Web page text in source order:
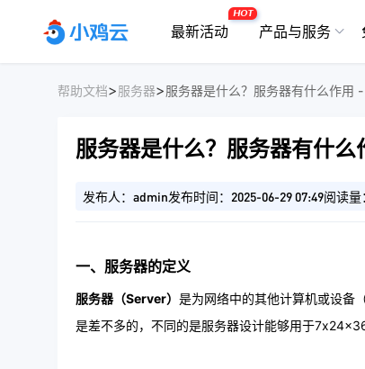
最新活动
HOT
产品与服务
帮助文档>服务器>服务器是什么？服务器有什么作用
服务器是什么？服务器有什么
发布人：admin发布时间：2025-06-29 07:49阅读量
一、服务器的定义
服务器（Server） 是为网络中的其他计算机或设备
是差不多的，不同的是服务器设计能够用于